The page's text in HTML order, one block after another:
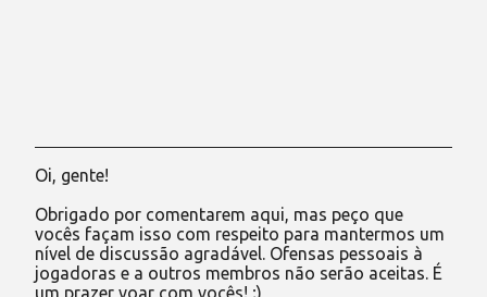
P
s
t
a
r
Oi, gente!
Obrigado por comentarem aqui, mas peço que
vocês façam isso com respeito para mantermos um
nível de discussão agradável. Ofensas pessoais à
jogadoras e a outros membros não serão aceitas. É
um prazer voar com vocês! ;)